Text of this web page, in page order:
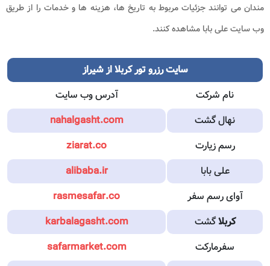
مندان می توانند جزئیات مربوط به تاریخ ها، هزینه ها و خدمات را از طریق
وب سایت علی بابا مشاهده کنند.
سایت رزرو تور کربلا از شیراز
نام شرکت
آدرس وب سایت
نهال گشت
nahalgasht.com
رسم زیارت
ziarat.co
علی بابا
alibaba.ir
آوای رسم سفر
rasmesafar.co
کربلاگشت
karbalagasht.com
سفرمارکت
safarmarket.com